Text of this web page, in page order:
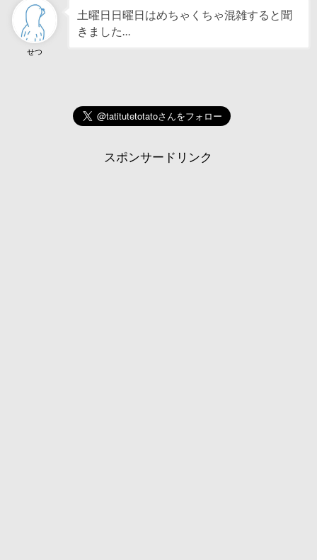
せつ
土曜日日曜日はめちゃくちゃ混雑すると聞
きました…
スポンサードリンク